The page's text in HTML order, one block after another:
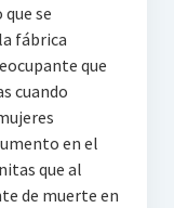
se
fábrica
que
cuando
en el
que al
de muerte en